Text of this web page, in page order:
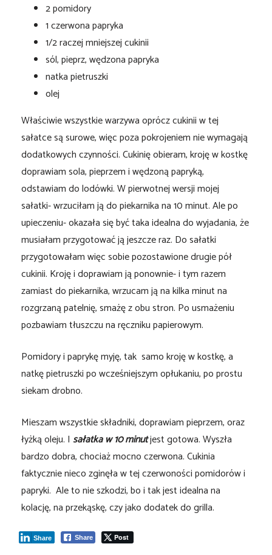
2 pomidory
1 czerwona papryka
1/2 raczej mniejszej cukinii
sól, pieprz, wędzona papryka
natka pietruszki
olej
Właściwie wszystkie warzywa oprócz cukinii w tej
sałatce są surowe, więc poza pokrojeniem nie wymagają
dodatkowych czynności. Cukinię obieram, kroję w kostkę
doprawiam sola, pieprzem i wędzoną papryką,
odstawiam do lodówki. W pierwotnej wersji mojej
sałatki- wrzuciłam ją do piekarnika na 10 minut. Ale po
upieczeniu- okazała się być taka idealna do wyjadania, że
musiałam przygotować ją jeszcze raz. Do sałatki
przygotowałam więc sobie pozostawione drugie pół
cukinii. Kroję i doprawiam ją ponownie- i tym razem
zamiast do piekarnika, wrzucam ją na kilka minut na
rozgrzaną patelnię, smażę z obu stron. Po usmażeniu
pozbawiam tłuszczu na ręczniku papierowym.
Pomidory i paprykę myję, tak samo kroję w kostkę, a
natkę pietruszki po wcześniejszym opłukaniu, po prostu
siekam drobno.
Mieszam wszystkie składniki, doprawiam pieprzem, oraz
łyżką oleju. I sałatka w 10 minutjest gotowa. Wyszła
bardzo dobra, chociaż mocno czerwona. Cukinia
faktycznie nieco zginęła w tej czerwoności pomidorów i
papryki. Ale to nie szkodzi, bo i tak jest idealna na
kolację, na przekąskę, czy jako dodatek do grilla.
Share Post
Share